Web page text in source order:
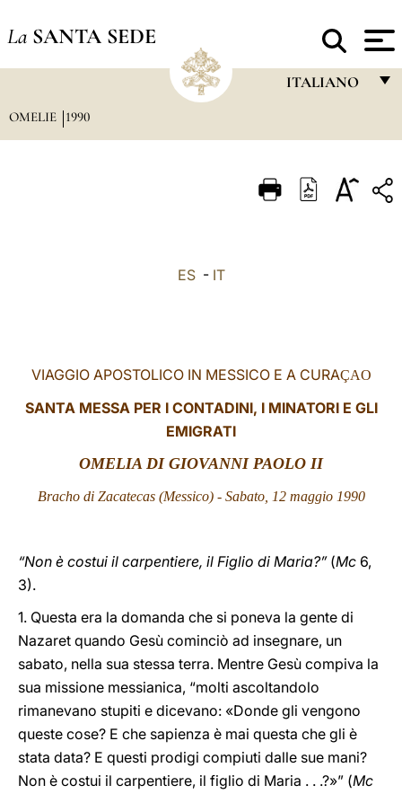
La SANTA SEDE
ITALIANO
ITALIANO
OMELIE 1990
ES- IT
VIAGGIO APOSTOLICO IN MESSICO E A CURAÇAO
SANTA MESSA PER I CONTADINI, I MINATORI E GLI
EMIGRATI
OMELIA DI GIOVANNI PAOLO II
Bracho di Zacatecas (Messico) - Sabato, 12 maggio 1990
“Non è costui il carpentiere, il Figlio di Maria?”(Mc 6,
3).
1. Questa era la domanda che si poneva la gente di
Nazaret quando Gesù cominciò ad insegnare, un
sabato, nella sua stessa terra. Mentre Gesù compiva la
sua missione messianica, “molti ascoltandolo
rimanevano stupiti e dicevano: «Donde gli vengono
queste cose? E che sapienza è mai questa che gli è
stata data? E questi prodigi compiuti dalle sue mani?
Non è costui il carpentiere, il figlio di Maria . . .?»” (Mc